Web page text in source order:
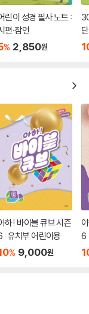
린이 성경 필사 노트 :
편·잠언
% 2,850원
하! 바이블 큐브 시즌
: 유치부 어린이용
% 9,000원
6